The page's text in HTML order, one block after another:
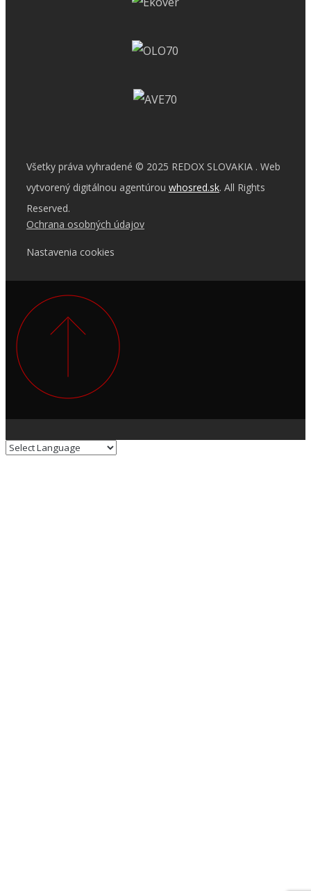
Všetky práva vyhradené © 2025 REDOX SLOVAKIA . Web
vytvorený digitálnou agentúrou whosred.sk. All Rights
Reserved.
Ochrana osobných údajov
Nastavenia cookies